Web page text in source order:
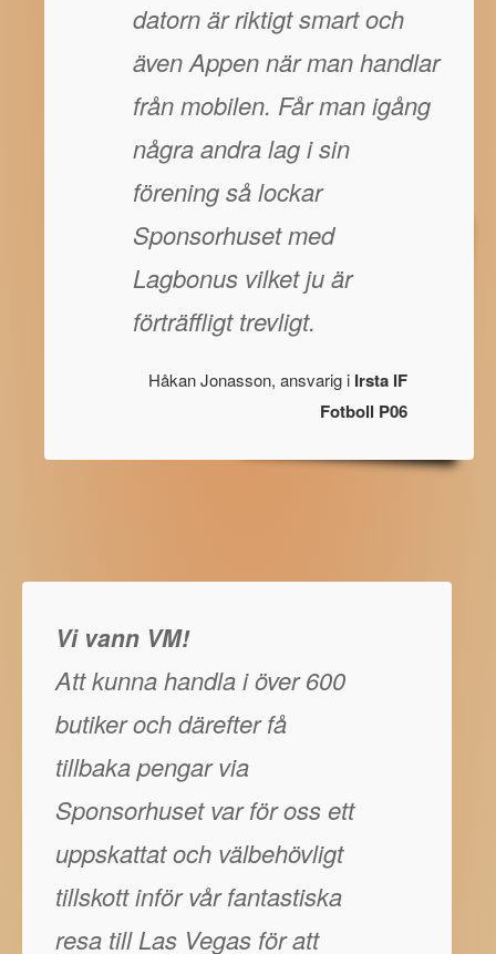
datorn är riktigt smart och
även Appen när man handlar
från mobilen. Får man igång
några andra lag i sin
förening så lockar
Sponsorhuset med
Lagbonus vilket ju är
förträffligt trevligt.
Håkan Jonasson, ansvarig i Irsta IF
Fotboll P06
Vi vann VM!
Att kunna handla i över 600
butiker och därefter få
tillbaka pengar via
Sponsorhuset var för oss ett
uppskattat och välbehövligt
tillskott inför vår fantastiska
resa till Las Vegas för att